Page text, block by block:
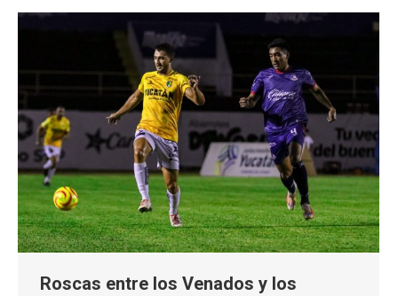
Roscas entre los Venados y los